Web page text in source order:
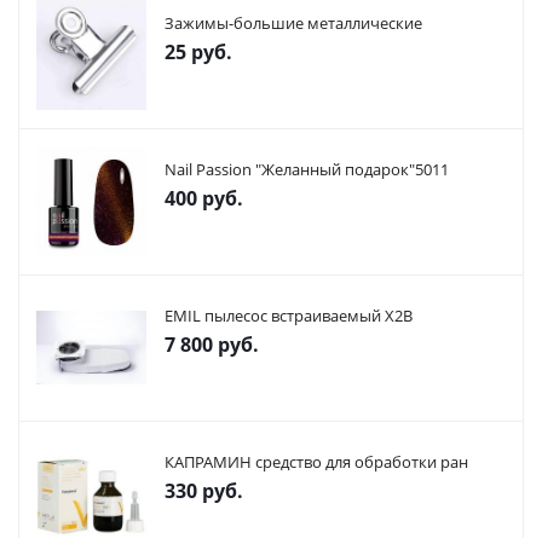
Зажимы-большие металлические
25 руб.
Nail Passion "Желанный подарок"5011
400 руб.
EMIL пылесос встраиваемый X2В
7 800 руб.
КАПРАМИН средство для обработки ран
330 руб.